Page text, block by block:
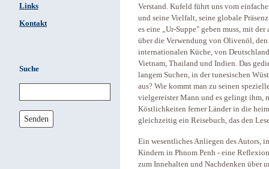
Links
Kontakt
Suche
Senden
Verstand. Kufeld führt uns vom
und seine Vielfalt, seine globale
es eine „Ur-Suppe" geben muss, mit
über die Verwendung von Olivenöl,
internationalen Küche, von
Vietnam, Thailand und Indien. Das
langem Suchen, in der tunesischen
aus? Wie kommt man zu seinen
vielgereister Mann und es gelingt ihm,
Köstlichkeiten ferner Länder in die
gleichzeitig ein Reisebuch, das den
Ein wesentliches Anliegen des Autors,
Kindern in Phnom Penh - eine
zum Innehalten und Nachdenken über